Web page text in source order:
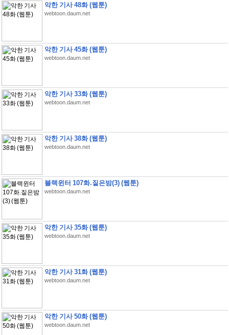
악한 기사 48화 (웹툰)
webtoon.daum.net
악한 기사 45화 (웹툰)
webtoon.daum.net
악한 기사 33화 (웹툰)
webtoon.daum.net
악한 기사 38화 (웹툰)
webtoon.daum.net
블랙윈터 107화.짙은밤(3) (웹툰)
webtoon.daum.net
악한 기사 35화 (웹툰)
webtoon.daum.net
악한 기사 31화 (웹툰)
webtoon.daum.net
악한 기사 50화 (웹툰)
webtoon.daum.net